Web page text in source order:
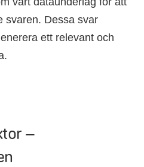
svaren. Dessa svar
ett relevant och
–